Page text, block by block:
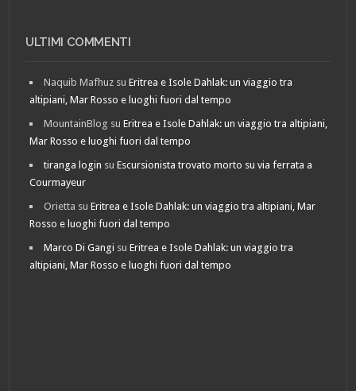
ULTIMI COMMENTI
Naquib Mafhuz suEritrea e Isole Dahlak: un viaggio tra
altipiani, Mar Rosso e luoghi fuori dal tempo
MountainBlog suEritrea e Isole Dahlak: un viaggio tra altipiani,
Mar Rosso e luoghi fuori dal tempo
tiranga login suEscursionista trovato morto su via ferrata a
Courmayeur
Orietta suEritrea e Isole Dahlak: un viaggio tra altipiani, Mar
Rosso e luoghi fuori dal tempo
Marco Di Gangi suEritrea e Isole Dahlak: un viaggio tra
altipiani, Mar Rosso e luoghi fuori dal tempo